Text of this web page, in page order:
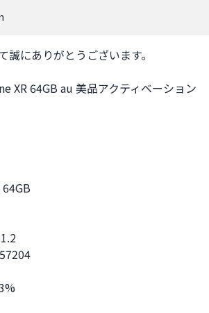
誠にありがとうございます。
XR 64GB au 美品アクティベーション